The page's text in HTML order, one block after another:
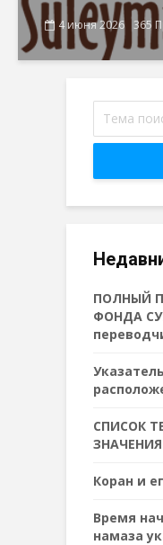
4 июня 2026 365
ПОЛНЫЙ
ФОНДА
СПИСОК
Коран и
Время
намаза